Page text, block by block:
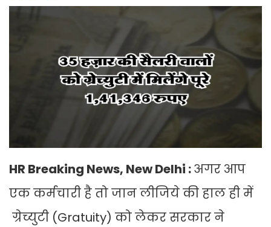
HR Breaking News, New Delhi :अगर आप
एक कर्मचारी है तो जान लीजिये की हाल ही में
ग्रेच्युटी (Gratuity) को लेकर सरकार ने